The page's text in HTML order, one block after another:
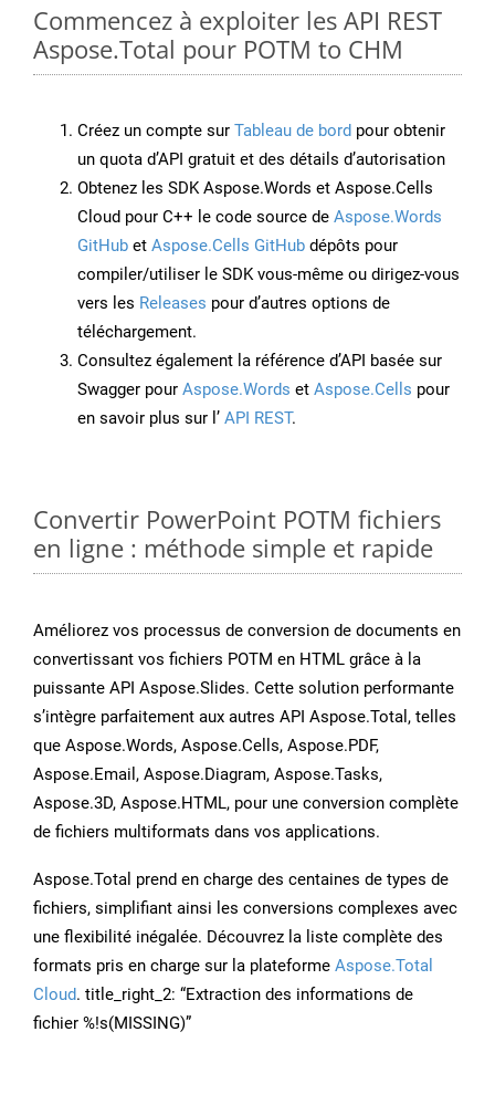
Commencez à exploiter les API REST
Aspose.Total pour POTM to CHM
Créez un compte sur Tableau de bord pour obtenir
un quota d’API gratuit et des détails d’autorisation
Obtenez les SDK Aspose.Words et Aspose.Cells
Cloud pour C++ le code source de Aspose.Words
GitHub et Aspose.Cells GitHub dépôts pour
compiler/utiliser le SDK vous-même ou dirigez-vous
vers les Releases pour d’autres options de
téléchargement.
Consultez également la référence d’API basée sur
Swagger pour Aspose.Words et Aspose.Cells pour
en savoir plus sur l’ API REST.
Convertir PowerPoint POTM fichiers
en ligne : méthode simple et rapide
Améliorez vos processus de conversion de documents en
convertissant vos fichiers POTM en HTML grâce à la
puissante API Aspose.Slides. Cette solution performante
s’intègre parfaitement aux autres API Aspose.Total, telles
que Aspose.Words, Aspose.Cells, Aspose.PDF,
Aspose.Email, Aspose.Diagram, Aspose.Tasks,
Aspose.3D, Aspose.HTML, pour une conversion complète
de fichiers multiformats dans vos applications.
Aspose.Total prend en charge des centaines de types de
fichiers, simplifiant ainsi les conversions complexes avec
une flexibilité inégalée. Découvrez la liste complète des
formats pris en charge sur la plateforme Aspose.Total
Cloud. title_right_2: “Extraction des informations de
fichier %!s(MISSING)”